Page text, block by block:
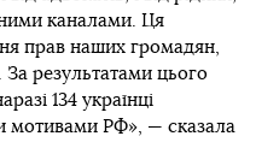
каналами. Ця
прав наших громадян,
результатами цього
134 українці
мотивами РФ», — сказала